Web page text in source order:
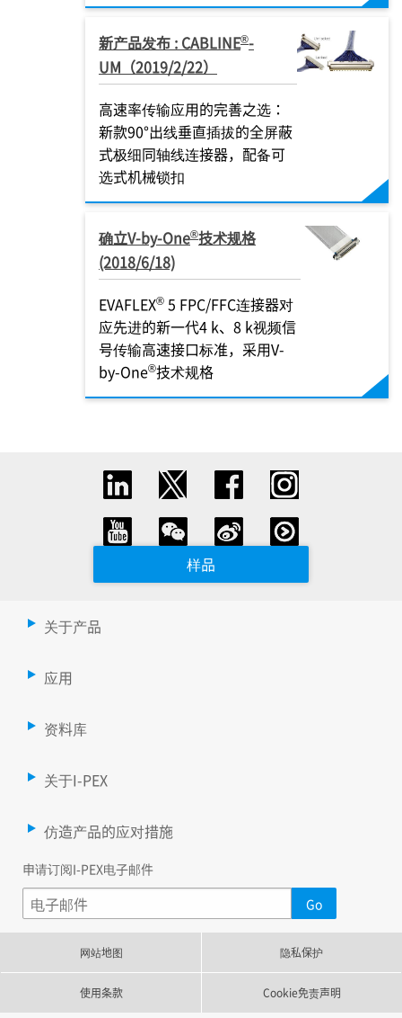
新产品发布 : CABLINE®-
UM（2019/2/22）
高速率传输应用的完善之选：
新款90°出线垂直插拔的全屏蔽
式极细同轴线连接器，配备可
选式机械锁扣
确立V-by-One®技术规格
(2018/6/18)
EVAFLEX® 5 FPC/FFC连接器对
应先进的新一代4 k、8 k视频信
号传输高速接口标准，采用V-
by-One®技术规格
样品
关于产品
应用
资料库
关于I-PEX
仿造产品的应对措施
申请订阅I-PEX电子邮件
网站地图 隐私保护
使用条款 Cookie免责声明